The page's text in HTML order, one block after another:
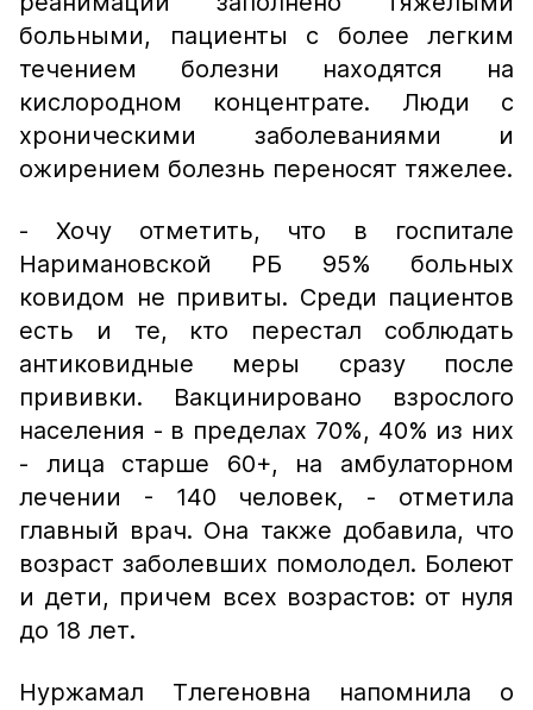
больными, пациенты с более легким
течением болезни находятся на
кислородном концентрате. Люди с
хроническими заболеваниями и
ожирением болезнь переносят тяжелее.
- Хочу отметить, что в госпитале
Наримановской РБ 95% больных
ковидом не привиты. Среди пациентов
есть и те, кто перестал соблюдать
антиковидные меры сразу после
прививки. Вакцинировано взрослого
населения - в пределах 70%, 40% из них
- лица старше 60+, на амбулаторном
лечении - 140 человек, - отметила
главный врач. Она также добавила, что
возраст заболевших помолодел. Болеют
и дети, причем всех возрастов: от нуля
до 18 лет.
Нуржамал Тлегеновна напомнила о